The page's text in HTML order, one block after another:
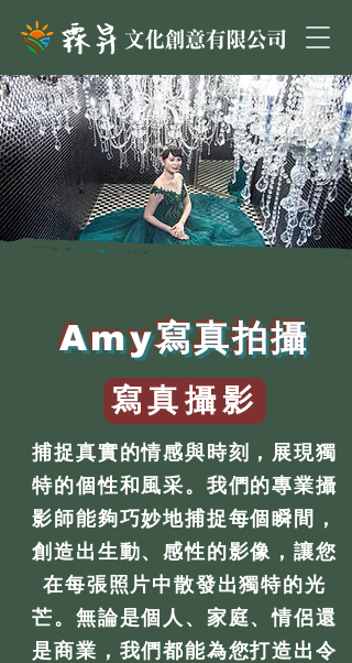
Amy寫真拍攝
寫真攝影
捕捉真實的情感與時刻，展現獨
特的個性和風采。我們的專業攝
影師能夠巧妙地捕捉每個瞬間，
創造出生動、感性的影像，讓您
在每張照片中散發出獨特的光
芒。無論是個人、家庭、情侶還
是商業，我們都能為您打造出令